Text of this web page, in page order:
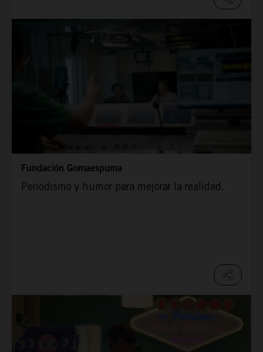
Fundación Gomaespuma
Periodismo y humor para mejorar la realidad.